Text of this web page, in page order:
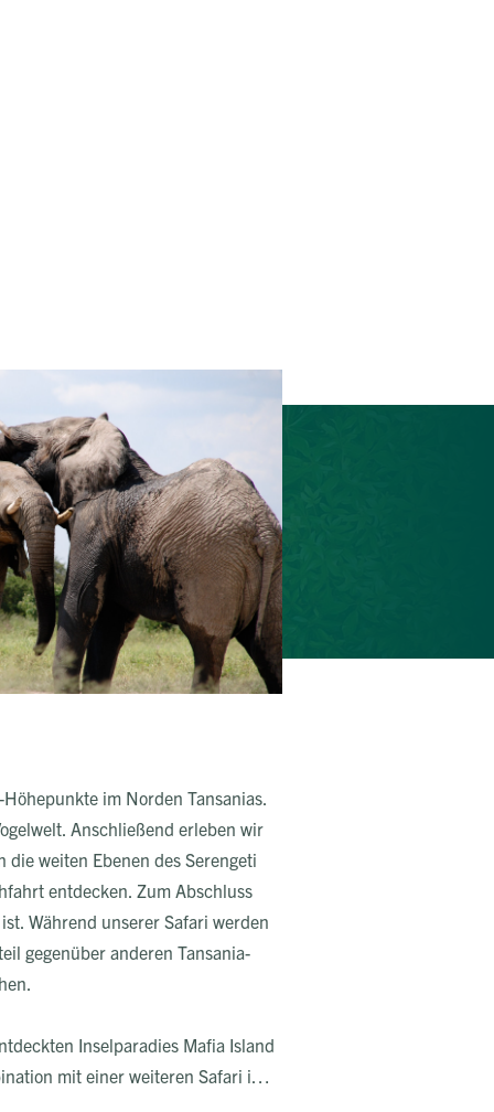
im Norden Tansanias.
Anschließend erleben wir
weiten Ebenen des Serengeti
entdecken. Zum Abschluss
Während unserer Safari werden
gegenüber anderen Tansania-
Inselparadies Mafia Island
mit einer weiteren Safari im